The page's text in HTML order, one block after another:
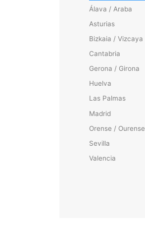
Álava / Araba
Asturias
Bizkaia / Vizcaya
Cantabria
Gerona / Girona
Huelva
Las Palmas
Madrid
Orense / Ourense
Sevilla
Valencia